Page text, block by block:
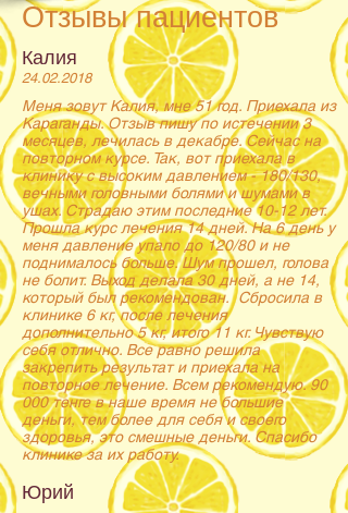
Отзывы пациентов
Калия
24.02.2018
Меня зовут Калия, мне 51 год. Приехала из
Караганды. Отзыв пишу по истечении 3
месяцев, лечилась в декабре. Сейчас на
повторном курсе. Так, вот приехала в
клинику с высоким давлением - 180/130,
вечными головными болями и шумами в
ушах. Страдаю этим последние 10-12 лет.
Прошла курс лечения 14 дней. На 6 день у
меня давление упало до 120/80 и не
поднималось больше. Шум прошел, голова
не болит. Выход делала 30 дней, а не 14,
который был рекомендован. Сбросила в
клинике 6 кг, после лечения
дополнительно 5 кг, итого 11 кг. Чувствую
себя отлично. Все равно решила
закрепить результат и приехала на
повторное лечение. Всем рекомендую. 90
000 тенге в наше время не большие
деньги, тем более для себя и своего
здоровья, это смешные деньги. Спасибо
клинике за их работу.
Юрий